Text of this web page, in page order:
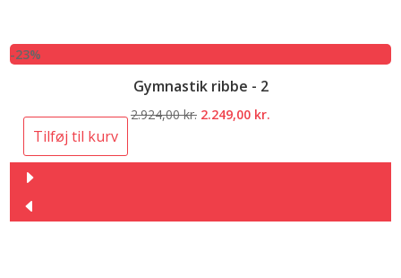
-23%
Gymnastik ribbe - 2
2.924,00kr. Den
2.249,00 kr.
Tilføj til kurv